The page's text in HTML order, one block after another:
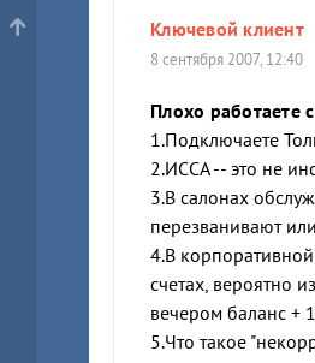
Ключевой клиент
8 сентября 2007, 12:40
Плохо работаете
1.Подключаете
2.ИССА -- это не
3.В салонах
перезванивают
4.В корпоративной
счетах, вероятно
вечером баланс +
5.Что такое